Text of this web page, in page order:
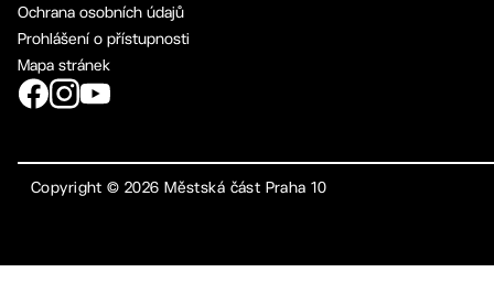
Ochrana osobních údajů
Prohlášení o přístupnosti
Mapa stránek
Copyright ©2026 Městská část Praha 10